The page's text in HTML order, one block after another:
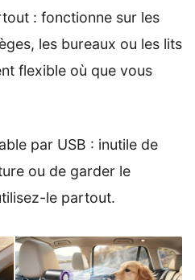
: fonctionne sur les
les bureaux ou les lits
flexible où que vous
par USB : inutile de
ou de garder le
le partout.